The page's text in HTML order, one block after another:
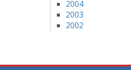
2004
2003
2002